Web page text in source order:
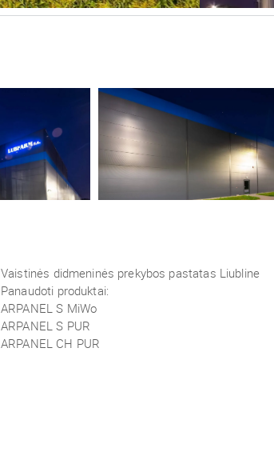
Vaistinės didmeninės prekybos pastatas Liubline
Panaudoti produktai:
ARPANEL S MiWo
ARPANEL S PUR
ARPANEL CH PUR